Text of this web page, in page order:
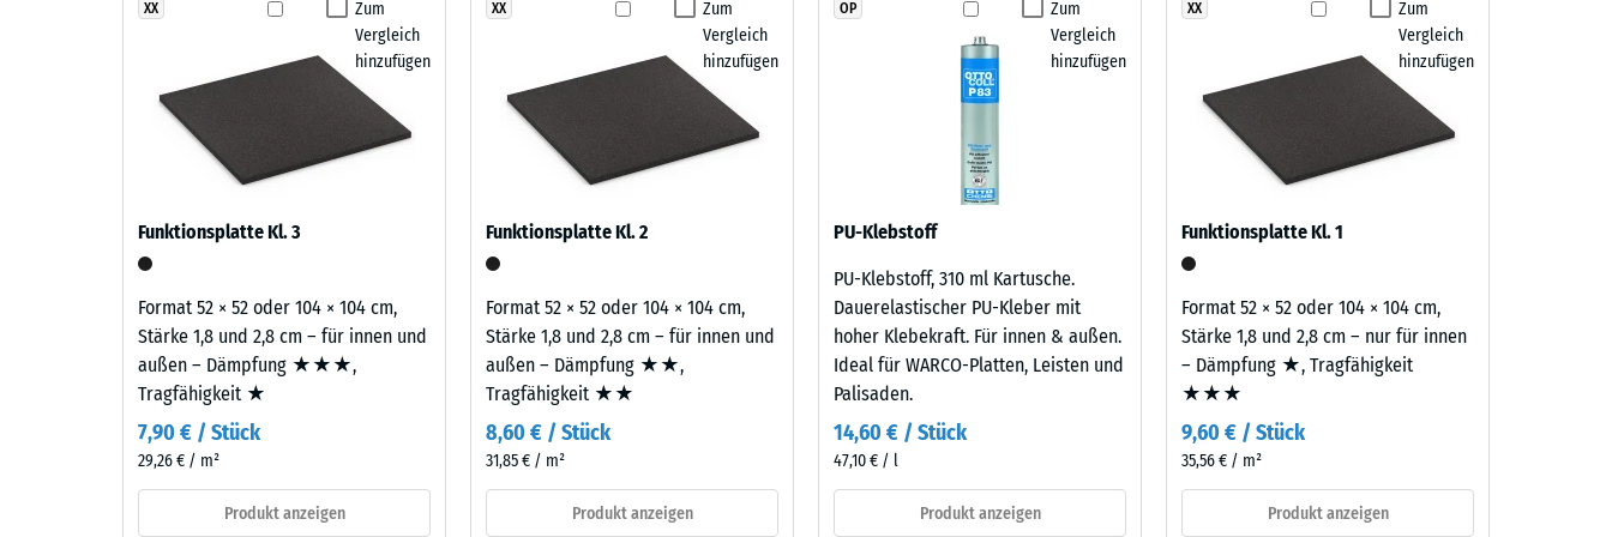
Rattan
Braun-,
Beige-
einem
warmen,
natürlich
anmutenden
Farbbild,
das
geflochtenes
Naturfasermaterial
erinnert.
Abriebfestigkeit - Beständigkeit gegen abrasiven Verschleiß - Skalenwert 2 = "gut" (BS 7188)
Wasserdurchlässigkeit (EN 12616) - Skalenwert 4 = Infiltration ca. 600 mm/h (600 l/h/m²)
Rutschhemmung (EN 16165) - Skalenwert 4 = mittlerer Akzeptanzwinkel ca. 16°, Gruppe R10
Wärmedämmung - Skalenwert 3 = Wärmeleitfähigkeit ca. 0,11 W/(m·K)
Frostbeständig
Scheinbare
Dichte
Skalenwert
780
bis
840
Produkt
Zum
Vergleich
hinzufügen
XX
Funktionsplatte Kl. 3
Format 52 × 52 oder 104 × 104 cm,
Stärke 1,8 und 2,8 cm – für innen und
außen – Dämpfung ★★★,
Tragfähigkeit ★
7,90 € / Stück
29,26 € / m²
Produkt anzeigen
Zum
Vergleich
hinzufügen
XX
Funktionsplatte Kl. 2
Format 52 × 52 oder 104 × 104 cm,
Stärke 1,8 und 2,8 cm – für innen und
außen – Dämpfung ★★,
Tragfähigkeit ★★
8,60 € / Stück
31,85 € / m²
Produkt anzeigen
Zum
Vergleich
hinzufügen
OP
PU-Klebstoff
PU-Klebstoff, 310 ml Kartusche.
Dauerelastischer PU-Kleber mit
hoher Klebekraft. Für innen & außen.
Ideal für WARCO-Platten, Leisten und
Palisaden.
14,60 € / Stück
47,10 € / l
Produkt anzeigen
Zum
Vergleich
hinzufügen
XX
Funktionsplatte Kl. 1
Format 52 × 52 oder 104 × 104 cm,
Stärke 1,8 und 2,8 cm – nur für innen
– Dämpfung ★, Tragfähigkeit
★★★
9,60 € / Stück
35,56 € / m²
Produkt anzeigen